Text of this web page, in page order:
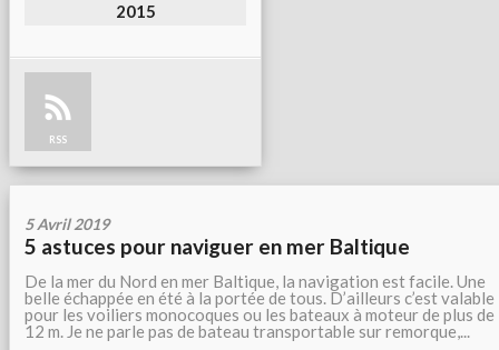
2015
RSS
5 Avril 2019
5 astuces pour naviguer en mer Baltique
De la mer du Nord en mer Baltique, la navigation est facile. Une
belle échappée en été à la portée de tous. D’ailleurs c’est valable
pour les voiliers monocoques ou les bateaux à moteur de plus de
12 m. Je ne parle pas de bateau transportable sur remorque,...